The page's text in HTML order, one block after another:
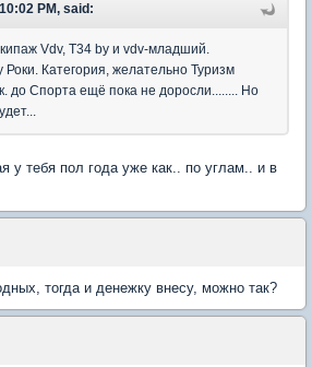
PM, said:
Vdv, Т34 by и vdv-младший.
Категория, желательно Туризм
до Спорта ещё пока не доросли........ Но
у тебя пол года уже как.. по углам.. и в
тогда и денежку внесу, можно так?